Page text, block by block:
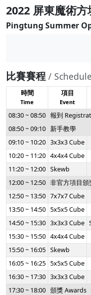
2022 屏東魔術
Pingtung Summer
比賽賽程 / Schedule
時間
Time
項目
Event
08:30 ~ 08:50 報到
08:50 ~ 09:10 新手教學
09:10 ~ 10:20 3x3x3 Cube
10:20 ~ 11:20 4x4x4 Cube
11:20 ~ 12:00 Skewb
12:00 ~ 12:50 非官方項目頒
12:50 ~ 13:50 7x7x7 Cube
13:50 ~ 14:50 5x5x5 Cube
14:50 ~ 15:30 3x3x3 Cube
15:30 ~ 15:50 4x4x4 Cube
15:50 ~ 16:05 Skewb
16:05 ~ 16:25 5x5x5 Cube
16:30 ~ 17:30 3x3x3 Cube
17:30 ~ 18:00 頒獎 Awards